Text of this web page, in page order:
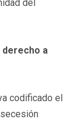
del
derecho a
codificado el